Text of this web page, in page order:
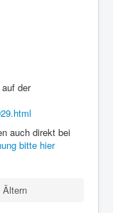
der
auch direkt bei
bitte hier
Ältern